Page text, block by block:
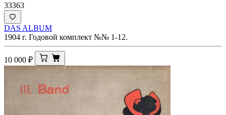
33363
DAS ALBUM
1904 г. Годовой комплект №№ 1-12.
10 000 ₽